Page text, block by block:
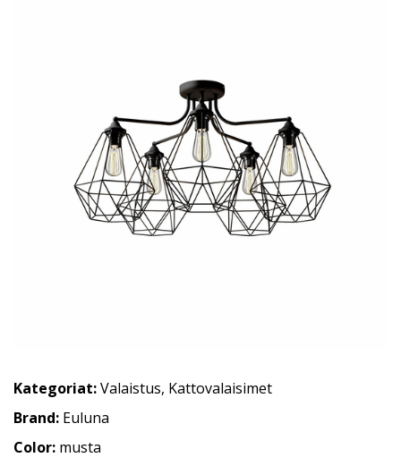
Kategoriat:Valaistus, Kattovalaisimet
Brand: Euluna
Color: musta